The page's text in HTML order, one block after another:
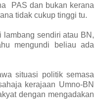
PAS dan bukan kerana
tidak cukup tinggi tu.
lambang sendiri atau BN,
mengundi beliau ada
situasi politik semasa
kerajaan Umno-BN
dengan mengadakan